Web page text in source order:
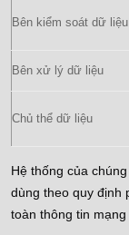
Bên kiểm soát dữ liệu
Bên xử lý dữ liệu
Chủ thể dữ liệu
Hệ thống của
dùng theo quy định
toàn thông tin